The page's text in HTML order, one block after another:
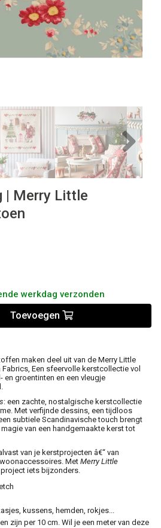
Next
| Merry Little
werkdag verzonden
Toevoegen
maken deel uit van de Merry Little
Een sfeervolle kerstcollectie vol
en groentinten en een vleugje
: een zachte, nostalgische kerstcollectie
Met verfijnde dessins, een tijdloos
subtiele Scandinavische touch brengt
van een handgemaakte kerst tot
van je kerstprojecten â€“ van
Met Merry Little
iets bijzonders.
kussens, hemden, rokjes...
zijn per 10 cm. Wil je een meter van deze